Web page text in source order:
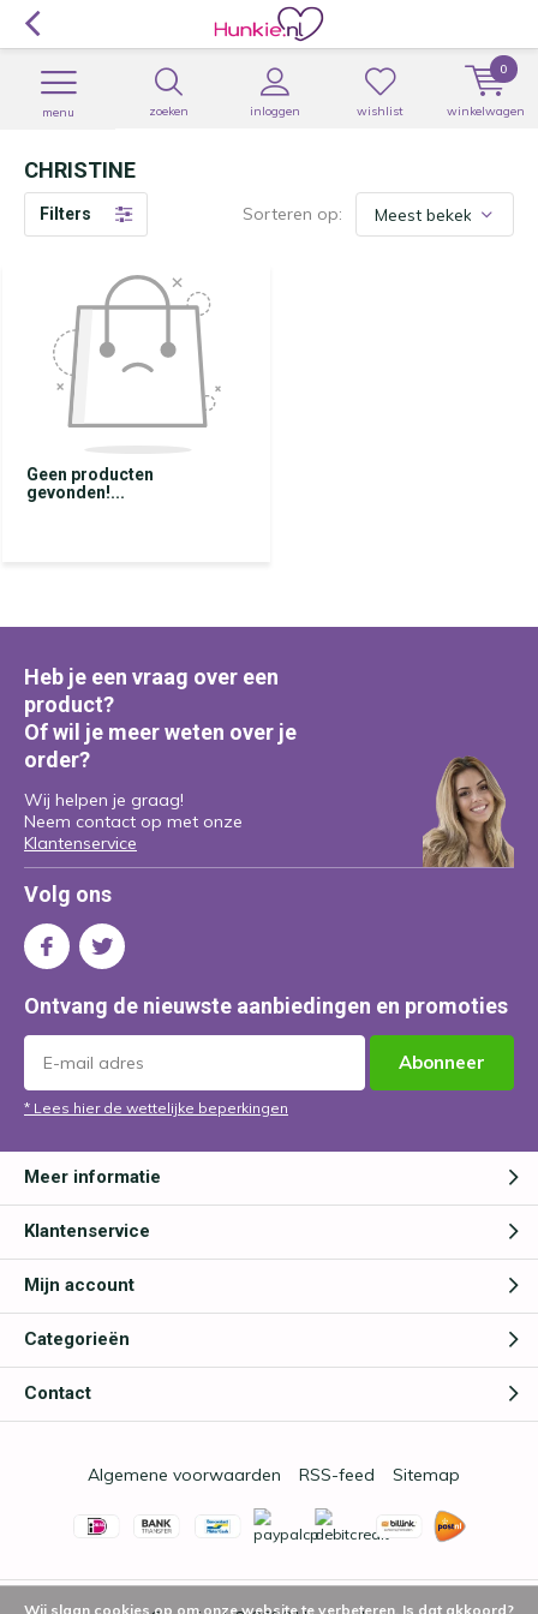
zoeken inloggen
menu wishlist winkelwagen
0
CHRISTINE
Filters Sorteren op:
Geen producten
gevonden!...
Heb je een vraag over een
product?
Of wil je meer weten over je
order?
Wij helpen je graag!
Neem contact op met onze
Klantenservice
Volg ons
Ontvang de nieuwste aanbiedingen en promoties
Abonneer
* Lees hier de wettelijke beperkingen
Meer informatie
Klantenservice
Mijn account
Categorieën
Contact
Algemene voorwaarden RSS-feed Sitemap
Wij slaan cookies op om onze website te verbeteren. Is dat akkoord?